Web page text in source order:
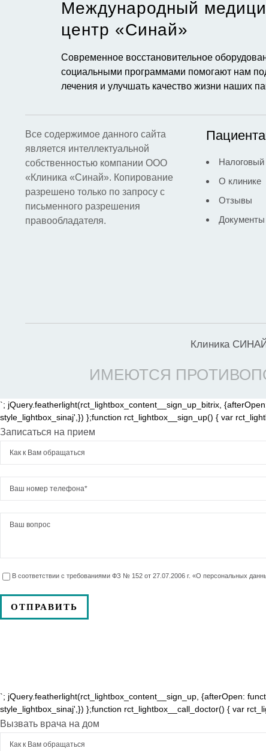
Международный
центр «Синай»​
Современное восстановительное
социальными программами помогают нам
лечения и улучшать качество жизни наших
Все содержимое данного сайта
является интеллектуальной
собственностью компании ООО
«Клиника «Синай». Копирование
разрешено только по запросу с
письменного разрешения
правообладателя.
О клинике
Отзывы
Документы
Клиника
ИМЕЮТСЯ
`; jQuery.featherlight(rct_lightbox_content__sign_up_bitrix,
style_lightbox_sinaj',}) };function rct_lightbox__sign_up() { var
Записаться на прием
В соответствии с требованиями ФЗ № 152 от 27.07.2006 г. «О персональных
`; jQuery.featherlight(rct_lightbox_content__sign_up, {afterOpen:
style_lightbox_sinaj',}) };function rct_lightbox__call_doctor() { var
Вызвать врача на дом